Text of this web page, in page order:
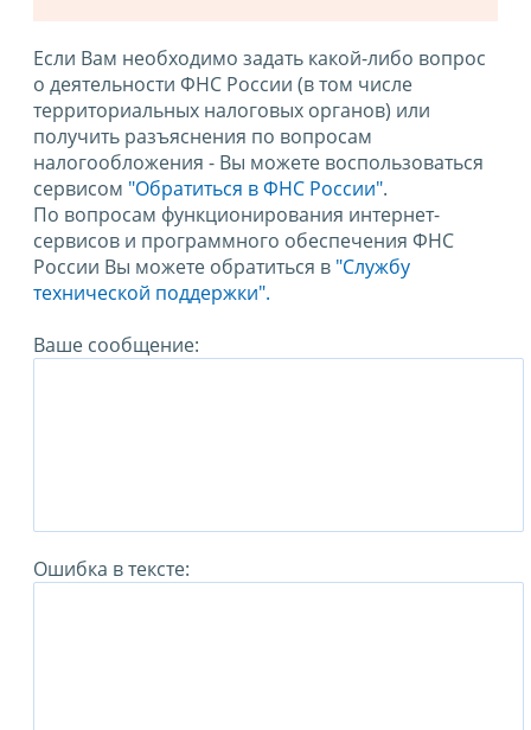
Если Вам необходимо задать какой-либо вопрос
о деятельности ФНС России (в том числе
территориальных налоговых органов) или
получить разъяснения по вопросам
налогообложения - Вы можете воспользоваться
сервисом "Обратиться в ФНС России".
По вопросам функционирования интернет-
сервисов и программного обеспечения ФНС
России Вы можете обратиться в "Службу
технической поддержки".
Ваше сообщение:
Ошибка в тексте: